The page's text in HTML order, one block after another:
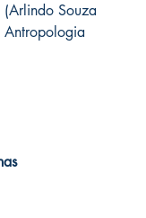
(Arlindo Souza
Antropologia